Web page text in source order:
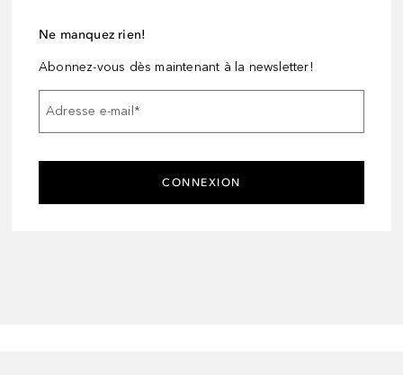
Ne manquez rien!
Abonnez-vous dès maintenant à la newsletter!
Adresse e-mail*
CONNEXION